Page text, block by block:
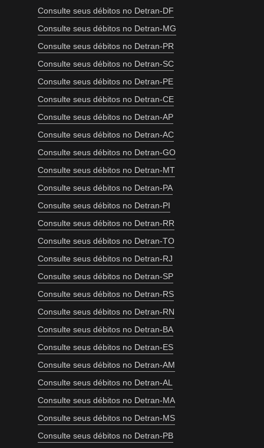
Consulte seus débitos no Detran-DF
Consulte seus débitos no Detran-MG
Consulte seus débitos no Detran-PR
Consulte seus débitos no Detran-SC
Consulte seus débitos no Detran-PE
Consulte seus débitos no Detran-CE
Consulte seus débitos no Detran-AP
Consulte seus débitos no Detran-AC
Consulte seus débitos no Detran-GO
Consulte seus débitos no Detran-MT
Consulte seus débitos no Detran-PA
Consulte seus débitos no Detran-PI
Consulte seus débitos no Detran-RR
Consulte seus débitos no Detran-TO
Consulte seus débitos no Detran-RJ
Consulte seus débitos no Detran-SP
Consulte seus débitos no Detran-RS
Consulte seus débitos no Detran-RN
Consulte seus débitos no Detran-BA
Consulte seus débitos no Detran-ES
Consulte seus débitos no Detran-AM
Consulte seus débitos no Detran-AL
Consulte seus débitos no Detran-MA
Consulte seus débitos no Detran-MS
Consulte seus débitos no Detran-PB